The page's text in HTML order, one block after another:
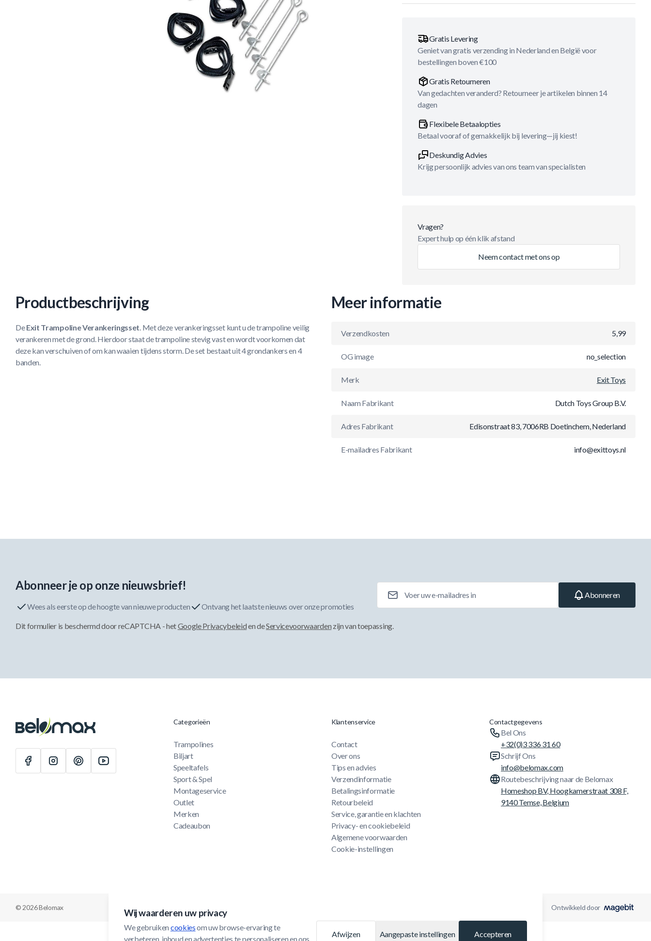
Gratis Levering
Geniet van gratis verzending in Nederland en België voor
bestellingen boven €100
Gratis Retourneren
Van gedachten veranderd? Retourneer je artikelen binnen 14
dagen
Flexibele Betaalopties
Betaal vooraf of gemakkelijk bij levering—jij kiest!
Deskundig Advies
Krijg persoonlijk advies van ons team van specialisten
Vragen?
Expert hulp op één klik afstand
Neem contact met ons op
Productbeschrijving
DeExit Trampoline Verankeringsset. Met deze verankeringsset kunt u de trampoline veilig
verankeren met de grond. Hierdoor staat de trampoline stevig vast en wordt voorkomen dat
deze kan verschuiven of om kan waaien tijdens storm. De set bestaat uit 4 grondankers en 4
banden.
Meer informatie
Verzendkosten 5,99
OG image no_selection
Merk Exit Toys
Naam Fabrikant Dutch Toys Group B.V.
Adres Fabrikant Edisonstraat 83, 7006RB Doetinchem, Nederland
E-mailadres Fabrikant info@exittoys.nl
Wij waarderen uw privacy
We gebruiken cookies om uw browse-ervaring te
verbeteren, inhoud en advertenties te personaliseren en ons
Afwijzen Aangepaste instellingen Accepteren
Abonneer je op onze nieuwsbrief!
Wees als eerste op de hoogte van nieuwe producten Ontvang het laatste nieuws over onze promoties
Abonneren
Dit formulier is beschermd door reCAPTCHA - hetGoogle Privacybeleiden deServicevoorwaarden zijn van toepassing.
Categorieën
Trampolines
Biljart
Speeltafels
Sport & Spel
Montageservice
Outlet
Merken
Cadeaubon
Klantenservice
Contact
Over ons
Tips en advies
Verzendinformatie
Betalingsinformatie
Retourbeleid
Service, garantie en klachten
Privacy- en cookiebeleid
Algemene voorwaarden
Cookie-instellingen
Contactgegevens
Bel Ons
+32(0)3 336 31 60
Schrijf Ons
info@belomax.com
Routebeschrijving naar de Belomax
Homeshop BV, Hoogkamerstraat 308 F,
9140 Temse, Belgium
© 2026 Belomax Ontwikkeld door